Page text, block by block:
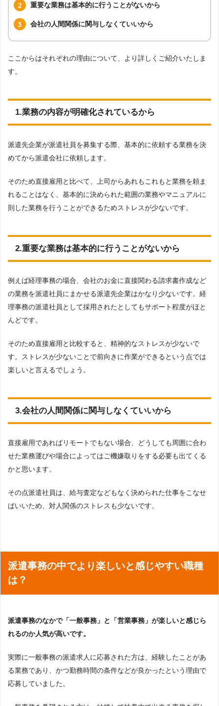
重要な業務は基本的に行うことがないから
会社の人間関係に関与しなくていいから
ここからはそれぞれの理由について、より詳しくご紹介いたしま
す。
1.業務の内容が明確化されているから
派遣先企業が派遣社員を募集する際、基本的に依頼する業務を決
めてから派遣会社に依頼します。
そのため直接雇用と比べて、上司からあれもこれもと業務を頼ま
れることはなく、基本的に決められた範囲の業務やマニュアルに
則した業務を行うことができるためストレスが少ないです。
2.重要な業務は基本的に行うことがないから
例えば経理事務の場合、会社のお金に直接関わる請求書作成など
の業務を派遣社員にまかせる派遣先企業はかなり少ないです。経
理事務の派遣社員として採用されたとしてもサポート程度がほと
んどです。
そのため直接雇用と比較すると、精神的なストレスが少ないで
す。ストレスが少ないことで前向きに作業ができるという点では
楽しいと言えるでしょう。
3.会社の人間関係に関与しなくていいから
直接雇用であればリモートでもない場合、どうしても周囲に合わ
せた業務運びや場合によってはご機嫌取りをする必要も出てくる
かと思います。
その点派遣社員は、給与査定などもなく決められた仕事をこなせ
ばいいため、対人関係のストレスも少ないです。
派遣事務の中でより楽しいと感じやすい職種
は？
派遣事務のなかで「一般事務」と「営業事務」が楽しいと感じら
れるのか人気が高いです。
実際に一般事務の派遣求人に応募された方は、経験したことがあ
る業務であり、かつ勤務時間の条件などが良かったという理由で
応募していました。